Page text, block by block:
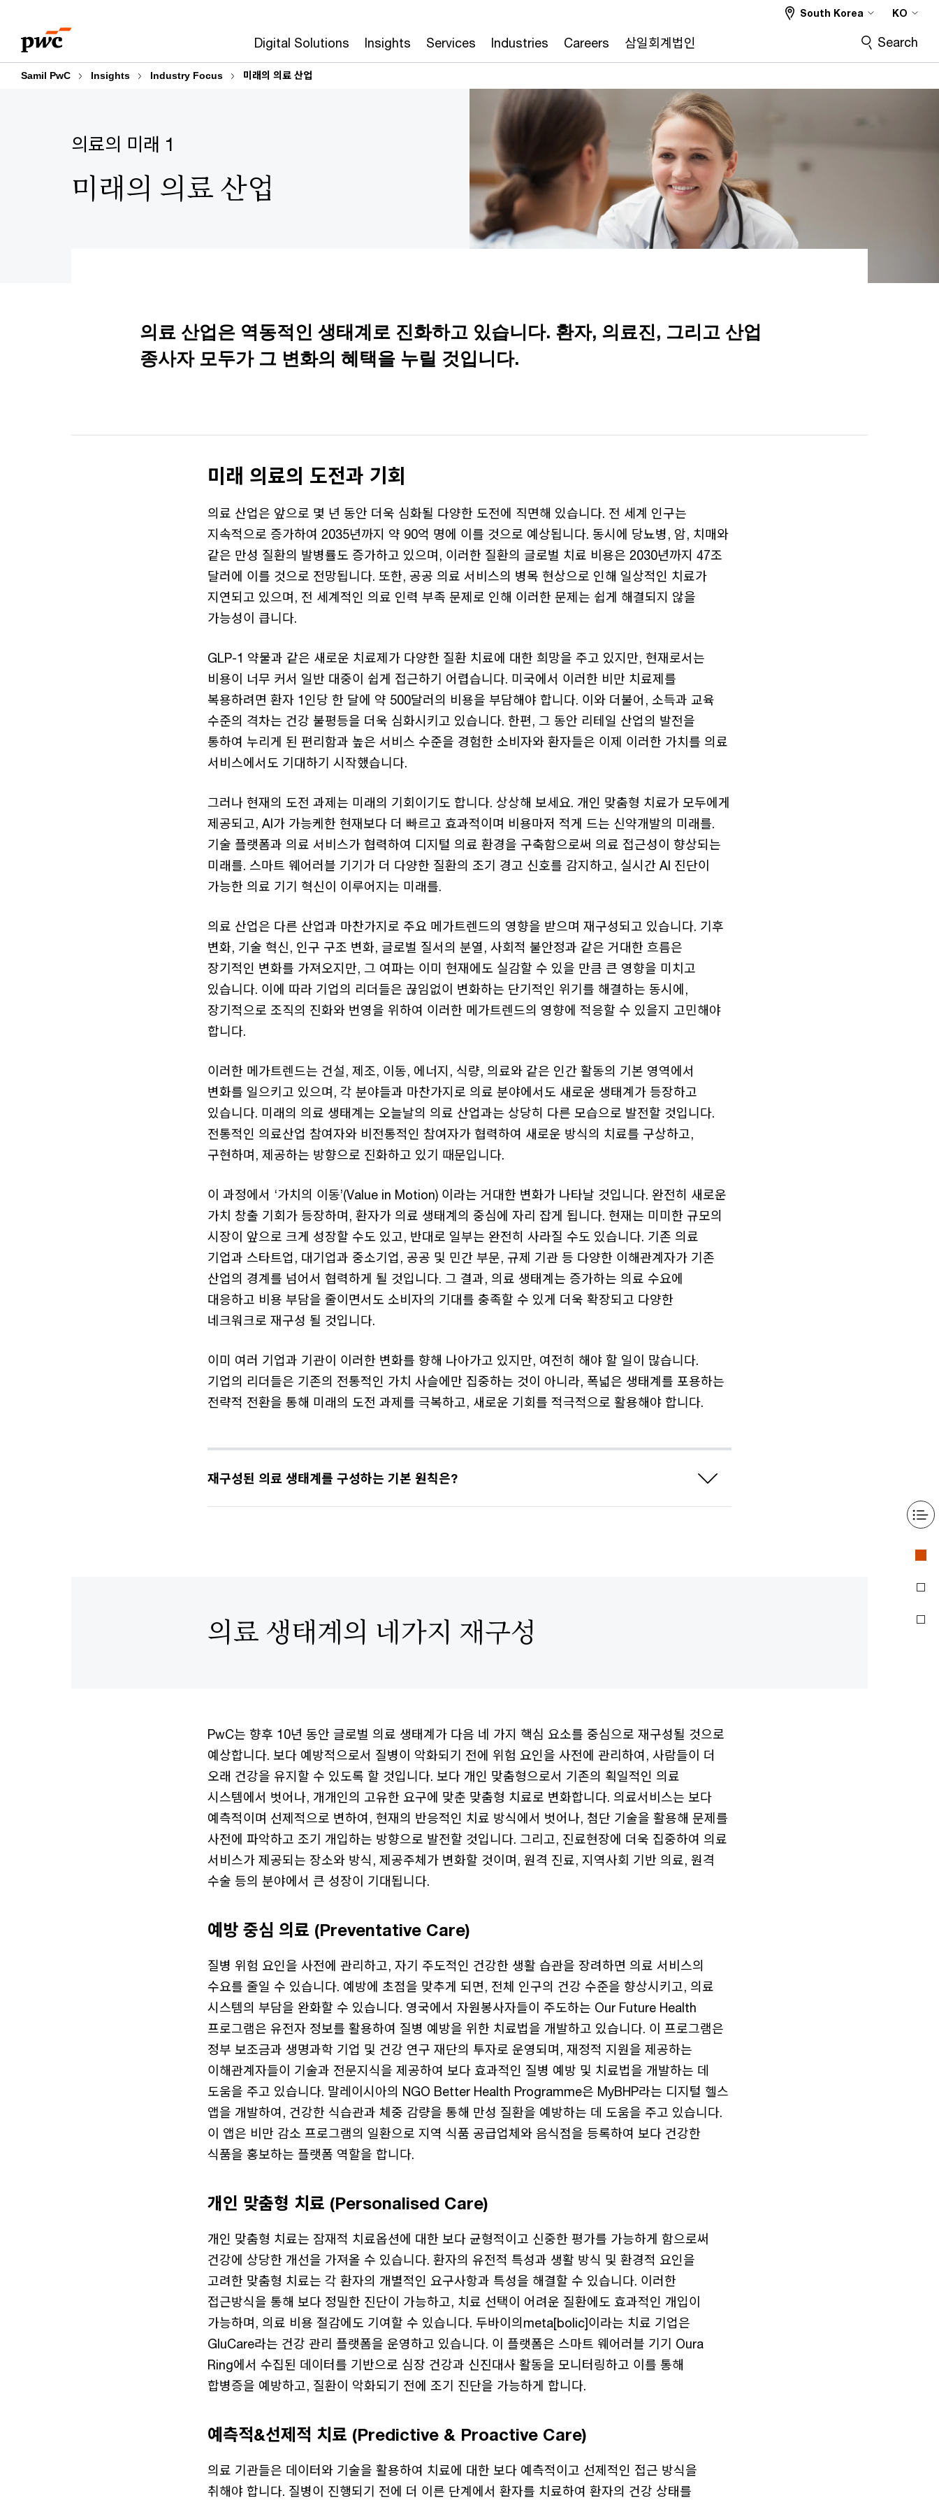
content
footer
Digital Solutions Insights Services Industries Careers 삼일회계법인
South Korea KO
Search
Samil PwC Insights Industry Focus 미래의 의료 산업
의료의 미래 1
미래의 의료 산업
의료 산업은 역동적인 생태계로 진화하고 있습니다. 환자, 의료진, 그리고 산업
종사자 모두가 그 변화의 혜택을 누릴 것입니다.
미래 의료의 도전과 기회
의료 산업은 앞으로 몇 년 동안 더욱 심화될 다양한 도전에 직면해 있습니다. 전 세계 인구는
지속적으로 증가하여 2035년까지 약 90억 명에 이를 것으로 예상됩니다. 동시에 당뇨병, 암, 치매와
같은 만성 질환의 발병률도 증가하고 있으며, 이러한 질환의 글로벌 치료 비용은 2030년까지 47조
달러에 이를 것으로 전망됩니다. 또한, 공공 의료 서비스의 병목 현상으로 인해 일상적인 치료가
지연되고 있으며, 전 세계적인 의료 인력 부족 문제로 인해 이러한 문제는 쉽게 해결되지 않을
가능성이 큽니다.
GLP-1 약물과 같은 새로운 치료제가 다양한 질환 치료에 대한 희망을 주고 있지만, 현재로서는
비용이 너무 커서 일반 대중이 쉽게 접근하기 어렵습니다. 미국에서 이러한 비만 치료제를
복용하려면 환자 1인당 한 달에 약 500달러의 비용을 부담해야 합니다. 이와 더불어, 소득과 교육
수준의 격차는 건강 불평등을 더욱 심화시키고 있습니다. 한편, 그 동안 리테일 산업의 발전을
통하여 누리게 된 편리함과 높은 서비스 수준을 경험한 소비자와 환자들은 이제 이러한 가치를 의료
서비스에서도 기대하기 시작했습니다.
그러나 현재의 도전 과제는 미래의 기회이기도 합니다. 상상해 보세요. 개인 맞춤형 치료가 모두에게
제공되고, AI가 가능케한 현재보다 더 빠르고 효과적이며 비용마저 적게 드는 신약개발의 미래를.
기술 플랫폼과 의료 서비스가 협력하여 디지털 의료 환경을 구축함으로써 의료 접근성이 향상되는
미래를. 스마트 웨어러블 기기가 더 다양한 질환의 조기 경고 신호를 감지하고, 실시간 AI 진단이
가능한 의료 기기 혁신이 이루어지는 미래를.
의료 산업은 다른 산업과 마찬가지로 주요 메가트렌드의 영향을 받으며 재구성되고 있습니다. 기후
변화, 기술 혁신, 인구 구조 변화, 글로벌 질서의 분열, 사회적 불안정과 같은 거대한 흐름은
장기적인 변화를 가져오지만, 그 여파는 이미 현재에도 실감할 수 있을 만큼 큰 영향을 미치고
있습니다. 이에 따라 기업의 리더들은 끊임없이 변화하는 단기적인 위기를 해결하는 동시에,
장기적으로 조직의 진화와 번영을 위하여 이러한 메가트렌드의 영향에 적응할 수 있을지 고민해야
합니다.
이러한 메가트렌드는 건설, 제조, 이동, 에너지, 식량, 의료와 같은 인간 활동의 기본 영역에서
변화를 일으키고 있으며, 각 분야들과 마찬가지로 의료 분야에서도 새로운 생태계가 등장하고
있습니다. 미래의 의료 생태계는 오늘날의 의료 산업과는 상당히 다른 모습으로 발전할 것입니다.
전통적인 의료산업 참여자와 비전통적인 참여자가 협력하여 새로운 방식의 치료를 구상하고,
구현하며, 제공하는 방향으로 진화하고 있기 때문입니다.
이 과정에서 ‘가치의 이동’(Value in Motion) 이라는 거대한 변화가 나타날 것입니다. 완전히 새로운
가치 창출 기회가 등장하며, 환자가 의료 생태계의 중심에 자리 잡게 됩니다. 현재는 미미한 규모의
시장이 앞으로 크게 성장할 수도 있고, 반대로 일부는 완전히 사라질 수도 있습니다. 기존 의료
기업과 스타트업, 대기업과 중소기업, 공공 및 민간 부문, 규제 기관 등 다양한 이해관계자가 기존
산업의 경계를 넘어서 협력하게 될 것입니다. 그 결과, 의료 생태계는 증가하는 의료 수요에
대응하고 비용 부담을 줄이면서도 소비자의 기대를 충족할 수 있게 더욱 확장되고 다양한
네크워크로 재구성 될 것입니다.
이미 여러 기업과 기관이 이러한 변화를 향해 나아가고 있지만, 여전히 해야 할 일이 많습니다.
기업의 리더들은 기존의 전통적인 가치 사슬에만 집중하는 것이 아니라, 폭넓은 생태계를 포용하는
전략적 전환을 통해 미래의 도전 과제를 극복하고, 새로운 기회를 적극적으로 활용해야 합니다.
재구성된 의료 생태계를 구성하는 기본 원칙은?
의료 생태계의 네가지 재구성
PwC는 향후 10년 동안 글로벌 의료 생태계가 다음 네 가지 핵심 요소를 중심으로 재구성될 것으로
예상합니다. 보다 예방적으로서 질병이 악화되기 전에 위험 요인을 사전에 관리하여, 사람들이 더
오래 건강을 유지할 수 있도록 할 것입니다. 보다 개인 맞춤형으로서 기존의 획일적인 의료
시스템에서 벗어나, 개개인의 고유한 요구에 맞춘 맞춤형 치료로 변화합니다. 의료서비스는 보다
예측적이며 선제적으로 변하여, 현재의 반응적인 치료 방식에서 벗어나, 첨단 기술을 활용해 문제를
사전에 파악하고 조기 개입하는 방향으로 발전할 것입니다. 그리고, 진료현장에 더욱 집중하여 의료
서비스가 제공되는 장소와 방식, 제공주체가 변화할 것이며, 원격 진료, 지역사회 기반 의료, 원격
수술 등의 분야에서 큰 성장이 기대됩니다.
예방 중심 의료 (Preventative Care)
질병 위험 요인을 사전에 관리하고, 자기 주도적인 건강한 생활 습관을 장려하면 의료 서비스의
수요를 줄일 수 있습니다. 예방에 초점을 맞추게 되면, 전체 인구의 건강 수준을 향상시키고, 의료
시스템의 부담을 완화할 수 있습니다. 영국에서 자원봉사자들이 주도하는 Our Future Health
프로그램은 유전자 정보를 활용하여 질병 예방을 위한 치료법을 개발하고 있습니다. 이 프로그램은
정부 보조금과 생명과학 기업 및 건강 연구 재단의 투자로 운영되며, 재정적 지원을 제공하는
이해관계자들이 기술과 전문지식을 제공하여 보다 효과적인 질병 예방 및 치료법을 개발하는 데
도움을 주고 있습니다. 말레이시아의 NGO Better Health Programme은 MyBHP라는 디지털 헬스
앱을 개발하여, 건강한 식습관과 체중 감량을 통해 만성 질환을 예방하는 데 도움을 주고 있습니다.
이 앱은 비만 감소 프로그램의 일환으로 지역 식품 공급업체와 음식점을 등록하여 보다 건강한
식품을 홍보하는 플랫폼 역할을 합니다.
개인 맞춤형 치료 (Personalised Care)
개인 맞춤형 치료는 잠재적 치료옵션에 대한 보다 균형적이고 신중한 평가를 가능하게 함으로써
건강에 상당한 개선을 가져올 수 있습니다. 환자의 유전적 특성과 생활 방식 및 환경적 요인을
고려한 맞춤형 치료는 각 환자의 개별적인 요구사항과 특성을 해결할 수 있습니다. 이러한
접근방식을 통해 보다 정밀한 진단이 가능하고, 치료 선택이 어려운 질환에도 효과적인 개입이
가능하며, 의료 비용 절감에도 기여할 수 있습니다. 두바이의meta[bolic]이라는 치료 기업은
GluCare라는 건강 관리 플랫폼을 운영하고 있습니다. 이 플랫폼은 스마트 웨어러블 기기 Oura
Ring에서 수집된 데이터를 기반으로 심장 건강과 신진대사 활동을 모니터링하고 이를 통해
합병증을 예방하고, 질환이 악화되기 전에 조기 진단을 가능하게 합니다.
예측적&선제적 치료 (Predictive & Proactive Care)
의료 기관들은 데이터와 기술을 활용하여 치료에 대한 보다 예측적이고 선제적인 접근 방식을
취해야 합니다. 질병이 진행되기 전에 더 이른 단계에서 환자를 치료하여 환자의 건강 상태를